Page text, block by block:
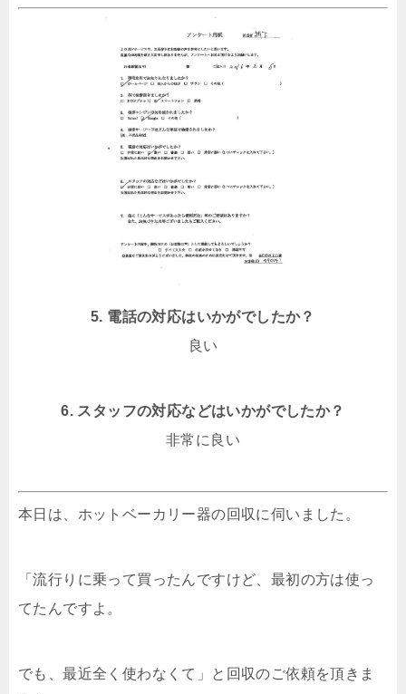
5. 電話の対応はいかがでしたか？
良い
6. スタッフの対応などはいかがでしたか？
非常に良い
本日は、ホットベーカリー器の回収に伺いました。
「流行りに乗って買ったんですけど、最初の方は使っ
てたんですよ。
でも、最近全く使わなくて」と回収のご依頼を頂きま